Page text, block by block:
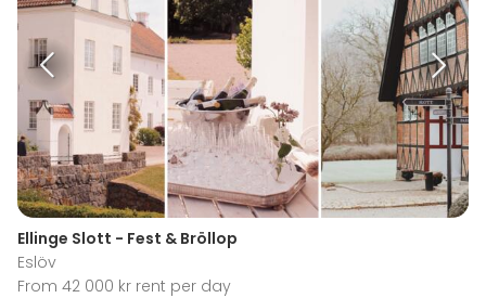
Ellinge Slott - Fest & Bröllop
Eslöv
From 42 000 kr rent per day